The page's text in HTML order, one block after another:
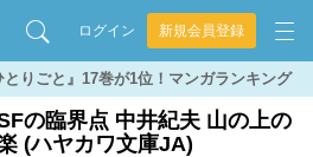
ログイン 新規会員登録
りごと』17巻が1位！マンガランキング
の臨界点 中井紀夫 山の上の
(ハヤカワ文庫JA)